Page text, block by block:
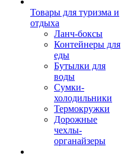
Товары для туризма и
отдыха
Ланч-боксы
Контейнеры для
еды
Бутылки для
воды
Сумки-
холодильники
Термокружки
Дорожные
чехлы-
органайзеры